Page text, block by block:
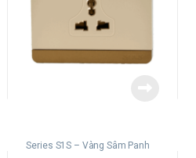
Series S1S – Vàng Sâm Panh